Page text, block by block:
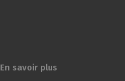
En savoir plus